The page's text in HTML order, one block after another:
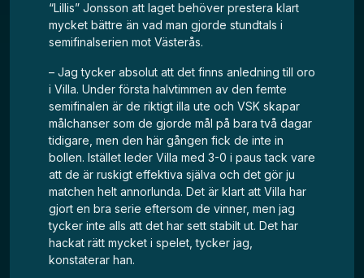
“Lillis” Jonsson att laget behöver prestera klart
mycket bättre än vad man gjorde stundtals i
semifinalserien mot Västerås.
– Jag tycker absolut att det finns anledning till oro
i Villa. Under första halvtimmen av den femte
semifinalen är de riktigt illa ute och VSK skapar
målchanser som de gjorde mål på bara två dagar
tidigare, men den här gången fick de inte in
bollen. Istället leder Villa med 3-0 i paus tack vare
att de är ruskigt effektiva själva och det gör ju
matchen helt annorlunda. Det är klart att Villa har
gjort en bra serie eftersom de vinner, men jag
tycker inte alls att det har sett stabilt ut. Det har
hackat rätt mycket i spelet, tycker jag,
konstaterar han.